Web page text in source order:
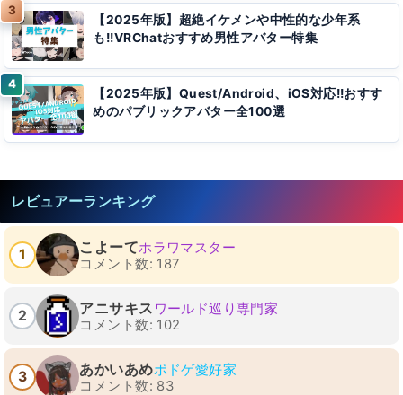
【2025年版】超絶イケメンや中性的な少年系
も!!VRChatおすすめ男性アバター特集
【2025年版】Quest/Android、iOS対応!!おすす
めのパブリックアバター全100選
レビュアーランキング
1 こよーてホラワマスター
コメント数: 187
2 アニサキス ワールド巡り専門家
コメント数: 102
3 あかいあめボドゲ愛好家
コメント数: 83